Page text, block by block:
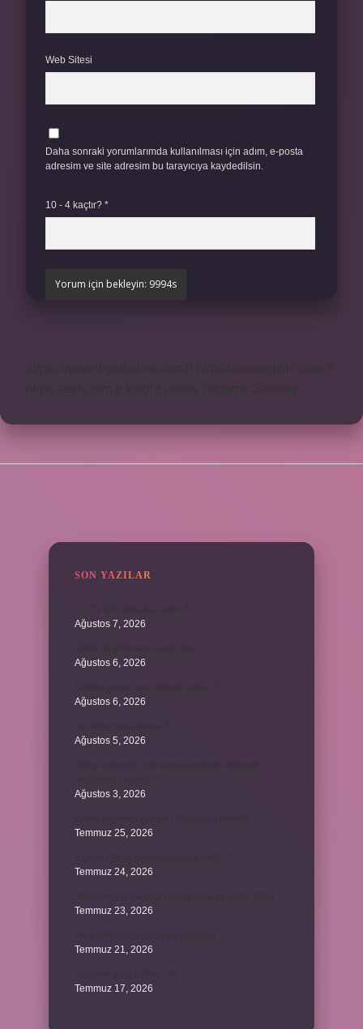
Web Sitesi
Daha sonraki yorumlarımda kullanılması için adım, e-posta
adresim ve site adresim bu tarayıcıya kaydedilsin.
10 - 4 kaçtır? *
SON YAZILAR
Ağustos 7, 2026
Ağustos 6, 2026
Ağustos 6, 2026
Ağustos 5, 2026
Ağustos 3, 2026
Temmuz 25, 2026
Temmuz 24, 2026
Temmuz 23, 2026
Temmuz 21, 2026
Temmuz 17, 2026